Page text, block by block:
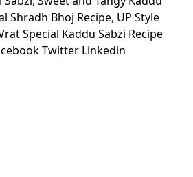
Shradh Bhoj Recipe, UP Style
Special Kaddu Sabzi Recipe
Twitter Linkedin